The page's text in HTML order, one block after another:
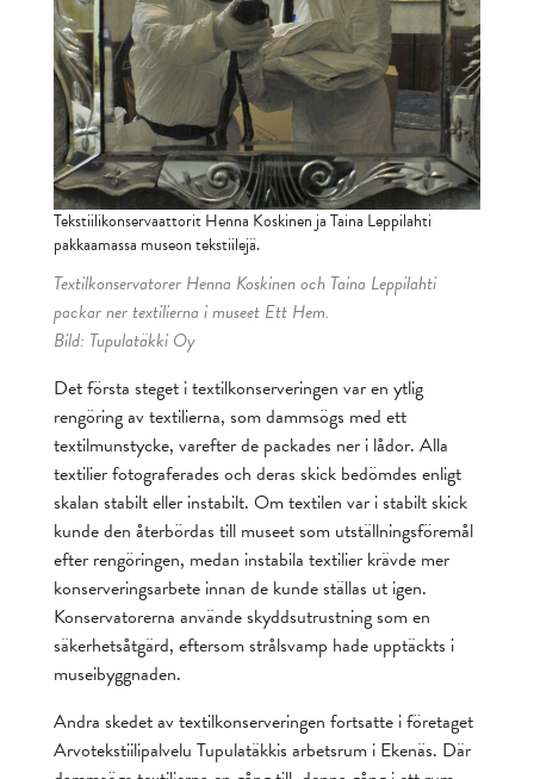
Tekstiilikonservaattorit Henna Koskinen ja Taina Leppilahti
pakkaamassa museon tekstiilejä.
Textilkonservatorer Henna Koskinen och Taina Leppilahti
packar ner textilierna i museet Ett Hem.
Bild: Tupulatäkki Oy
Det första steget i textilkonserveringen var en ytlig
rengöring av textilierna, som dammsögs med ett
textilmunstycke, varefter de packades ner i lådor. Alla
textilier fotograferades och deras skick bedömdes enligt
skalan stabilt eller instabilt. Om textilen var i stabilt skick
kunde den återbördas till museet som utställningsföremål
efter rengöringen, medan instabila textilier krävde mer
konserveringsarbete innan de kunde ställas ut igen.
Konservatorerna använde skyddsutrustning som en
säkerhetsåtgärd, eftersom strålsvamp hade upptäckts i
museibyggnaden.
Andra skedet av textilkonserveringen fortsatte i företaget
Arvotekstiilipalvelu Tupulatäkkis arbetsrum i Ekenäs. Där